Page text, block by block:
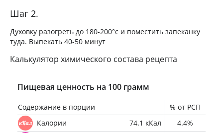
Шаг 2.
Духовку разогреть до 180-200°с и поместить запеканку
туда. Выпекать 40-50 минут
Калькулятор химического состава рецепта
Пищевая ценность на 100 грамм
Содержание в порции
% от РСП
Калории
74.1 кКал
4.4%